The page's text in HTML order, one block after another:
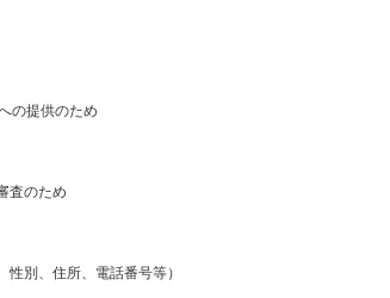
の提供のため
査のため
別、住所、電話番号等）